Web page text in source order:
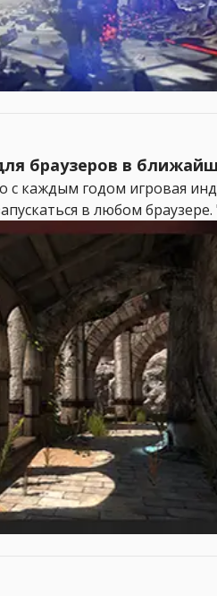
браузеров в
с каждым годом игровая
в любом